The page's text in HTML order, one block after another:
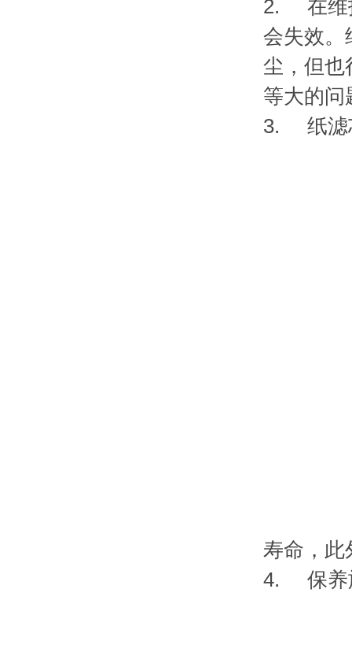
2. 在维
会失效。
尘，但也
等大的问
3. 纸滤
寿命，此
4. 保养